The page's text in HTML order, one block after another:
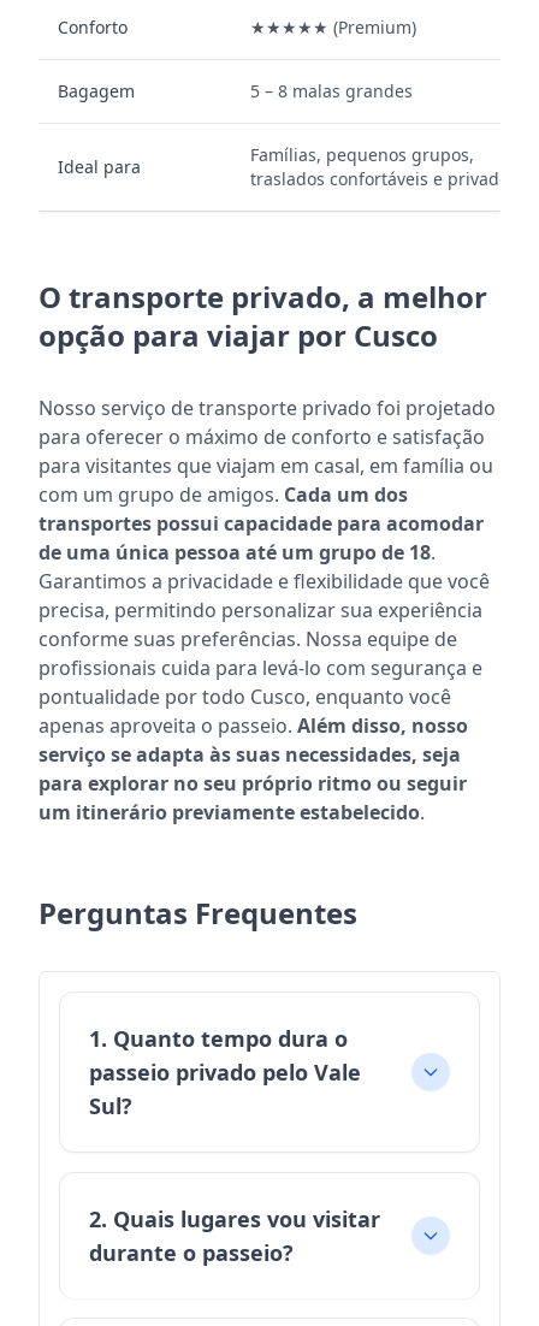
Conforto ★★★★★ (Premium)
Bagagem 5 – 8 malas grandes
Ideal para
Famílias, pequenos grupos,
traslados confortáveis e privados.
O transporte privado, a melhor
opção para viajar por Cusco
Nosso serviço de transporte privado foi projetado
para oferecer o máximo de conforto e satisfação
para visitantes que viajam em casal, em família ou
com um grupo de amigos. Cada um dos
transportes possui capacidade para acomodar
de uma única pessoa até um grupo de 18.
Garantimos a privacidade e flexibilidade que você
precisa, permitindo personalizar sua experiência
conforme suas preferências. Nossa equipe de
profissionais cuida para levá-lo com segurança e
pontualidade por todo Cusco, enquanto você
apenas aproveita o passeio. Além disso, nosso
serviço se adapta às suas necessidades, seja
para explorar no seu próprio ritmo ou seguir
um itinerário previamente estabelecido.
Perguntas Frequentes
1. Quanto tempo dura o
passeio privado pelo Vale
Sul?
2. Quais lugares vou visitar
durante o passeio?